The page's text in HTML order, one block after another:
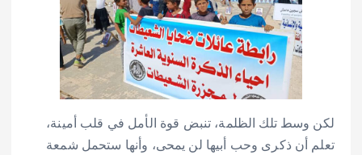
لكن وسط تلك الظلمة، تنبض قوة الأمل في قلب أمينة،
تعلم أن ذكرى وحب أبيها لن يمحى، وأنها ستحمل شمعة